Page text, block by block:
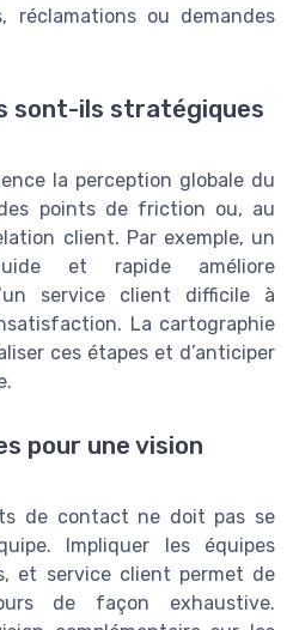
réclamations ou demandes
sont-ils stratégiques
la perception globale du
points de friction ou, au
client. Par exemple, un
et rapide améliore
service client difficile à
La cartographie
ces étapes et d’anticiper
pour une vision
de contact ne doit pas se
Impliquer les équipes
et service client permet de
de façon exhaustive.